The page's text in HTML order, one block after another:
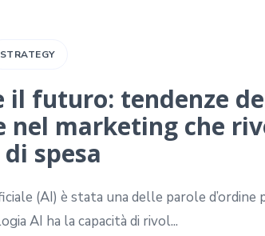
STRATEGY
il futuro: tendenze
marketing che
spesa
(AI) è stata una delle parole
AI ha la capacità di rivol...